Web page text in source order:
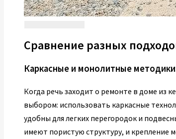
Сравнение разных
Каркасные и монолитные
Когда речь заходит о ремонте в доме из
выбором: использовать каркасные
удобны для легких перегородок и
имеют пористую структуру, и